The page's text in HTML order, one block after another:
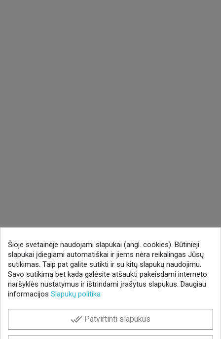
Šioje svetainėje naudojami slapukai (angl. cookies). Būtinieji
slapukai įdiegiami automatiškai ir jiems nėra reikalingas Jūsų
sutikimas. Taip pat galite sutikti ir su kitų slapukų naudojimu.
Savo sutikimą bet kada galėsite atšaukti pakeisdami interneto
naršyklės nustatymus ir ištrindami įrašytus slapukus. Daugiau
informacijos Slapukų politika
done_all Patvirtinti slapukus